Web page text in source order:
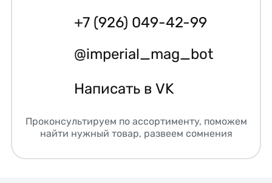
+7 (926) 049-42-99
@imperial_mag_bot
Написать в VK
Проконсультируем по ассортименту, поможем
найти нужный товар, развеем сомнения